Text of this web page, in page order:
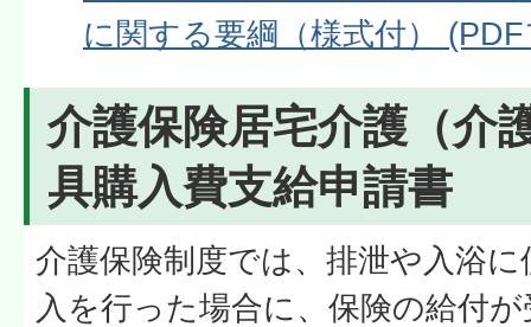
に関する要綱（様式付）
介護保険居宅介護（介
具購入費支給申請書
介護保険制度では、排泄や入浴
入を行った場合に、保険の給付